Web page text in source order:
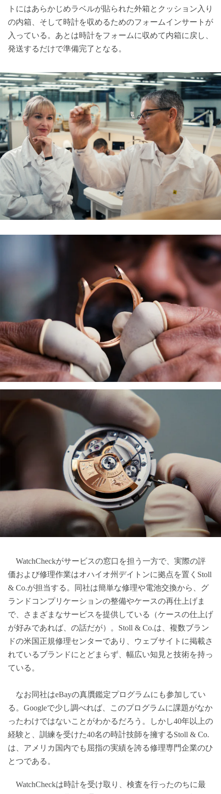
トにはあらかじめラベルが貼られた外箱とクッション入り
の内箱、そして時計を収めるためのフォームインサートが
入っている。あとは時計をフォームに収めて内箱に戻し、
発送するだけで準備完了となる。
WatchCheckがサービスの窓口を担う一方で、実際の評
価および修理作業はオハイオ州デイトンに拠点を置くStoll
& Co.が担当する。同社は簡単な修理や電池交換から、グ
ランドコンプリケーションの整備やケースの再仕上げま
で、さまざまなサービスを提供している（ケースの仕上げ
が好みであれば、の話だが）。Stoll & Co.は、複数ブラン
ドの米国正規修理センターであり、ウェブサイトに掲載さ
れているブランドにとどまらず、幅広い知見と技術を持っ
ている。
なお同社はeBayの真贋鑑定プログラムにも参加してい
る。Googleで少し調べれば、このプログラムに課題がなか
ったわけではないことがわかるだろう。しかし40年以上の
経験と、訓練を受けた40名の時計技師を擁するStoll & Co.
は、アメリカ国内でも屈指の実績を誇る修理専門企業のひ
とつである。
WatchCheckは時計を受け取り、検査を行ったのちに最